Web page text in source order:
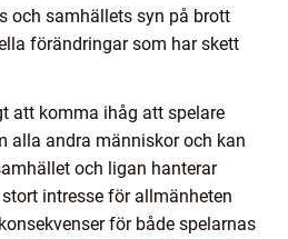
och samhällets syn på brott
förändringar som har skett
att komma ihåg att spelare
alla andra människor och kan
och ligan hanterar
intresse för allmänheten
för både spelarnas